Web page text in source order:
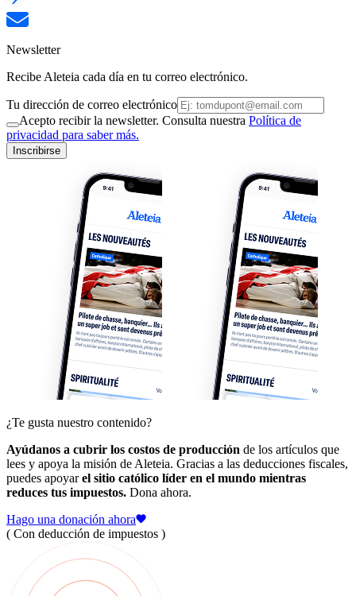
Newsletter
Recibe Aleteia cada día en tu correo electrónico.
Tu dirección de correo electrónico
Acepto recibir la newsletter. Consulta nuestra Política de
privacidad para saber más.
Inscribirse
¿Te gusta nuestro contenido?
Ayúdanos a cubrir los costos de producción de los artículos que
lees y apoya la misión de Aleteia. Gracias a las deducciones fiscales,
puedes apoyarel sitio católico líder en el mundo mientras
reduces tus impuestos. Dona ahora.
Hago una donación ahora
( Con deducción de impuestos )